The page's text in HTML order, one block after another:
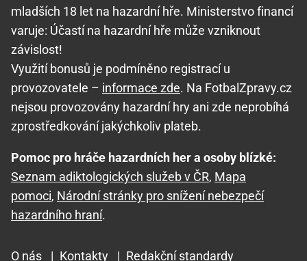
mladších 18 let na hazardní hře. Ministerstvo financí
varuje: Účastí na hazardní hře může vzniknout
závislost!
Využití bonusů je podmíněno registrací u
provozovatele – informace zde. Na FotbalZpravy.cz
nejsou provozovány hazardní hry ani zde neprobíhá
zprostředkování jakýchkoliv plateb.
Pomoc pro hráče hazardních her a osoby blízké:
Seznam adiktologických služeb v ČR, Mapa
pomoci, Národní stránky pro snížení nebezpečí
hazardního hraní.
O nás | Kontakty | Redakční standardy